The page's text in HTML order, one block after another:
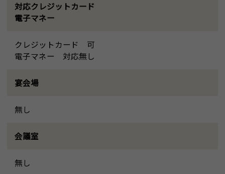
対応クレジットカード
電子マネー
クレジットカード 可
電子マネー 対応無し
宴会場
無し
会議室
無し